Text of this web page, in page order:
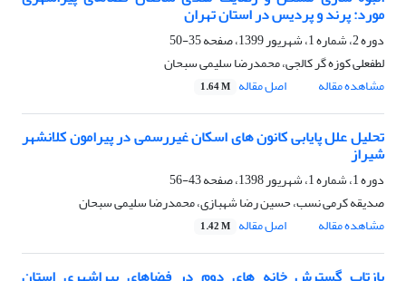
مورد: پرند و پردیس در استان تهران
دوره 2، شماره 1، شهریور 1399، صفحه
35-50
لطفعلی کوزه گر کالجی، محمدرضا سلیمی سبحان
مشاهده مقاله
اصل مقاله 1.64 M
تحلیل علل پایابی کانون های اسکان غیررسمی در پیرامون کلانشهر
شیراز
دوره 1، شماره 1، شهریور 1398، صفحه
43-56
صدیقه کرمی نسب، حسین رضا شهبازی، محمدرضا سلیمی سبحان
مشاهده مقاله
اصل مقاله 1.42 M